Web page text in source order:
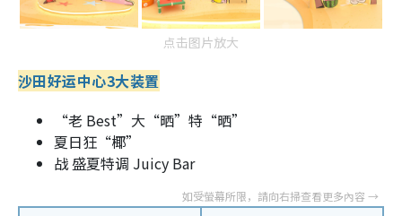
点击图片放大
沙田好运中心3大装置
“老 Best”大“晒”特“晒”
夏日狂“椰”
战 盛夏特调 Juicy Bar